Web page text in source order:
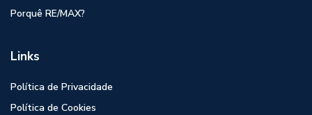
Porquê RE/MAX?
Links
Política de Privacidade
Política de Cookies